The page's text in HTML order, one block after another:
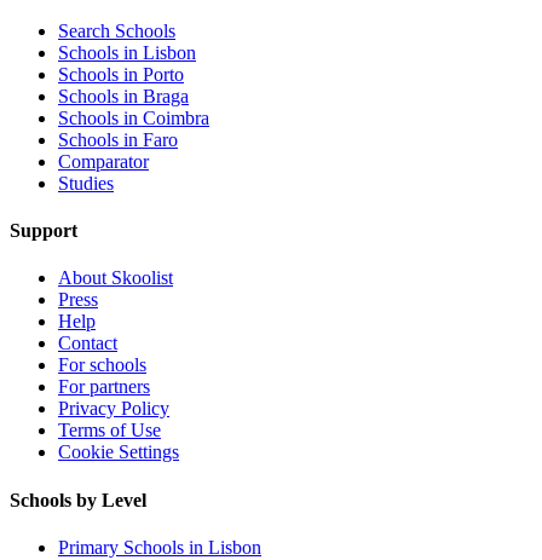
Search Schools
Schools in Lisbon
Schools in Porto
Schools in Braga
Schools in Coimbra
Schools in Faro
Comparator
Studies
Support
About Skoolist
Press
Help
Contact
For schools
For partners
Privacy Policy
Terms of Use
Cookie Settings
Schools by Level
Primary Schools in Lisbon